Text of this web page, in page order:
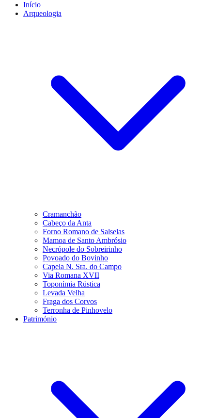
Início
Arqueologia
Cramanchão
Cabeço da Anta
Forno Romano de Salselas
Mamoa de Santo Ambrósio
Necrópole do Sobreirinho
Povoado do Bovinho
Capela N. Sra. do Campo
Via Romana XVII
Toponímia Rústica
Levada Velha
Fraga dos Corvos
Terronha de Pinhovelo
Património